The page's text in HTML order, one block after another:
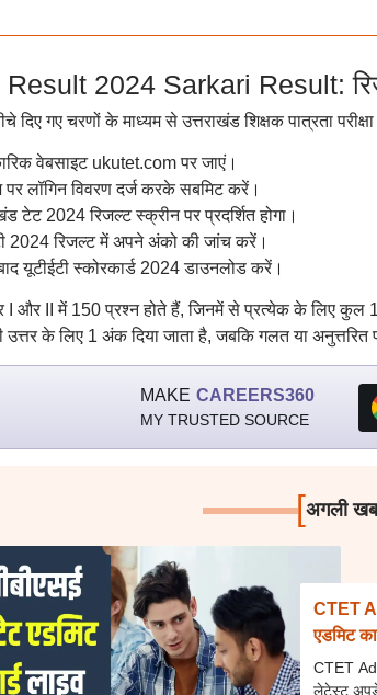
Result 2024 Sarkari Result:
दिए गए चरणों के माध्यम से उत्तराखंड शिक्षक पात्रता
वेबसाइट ukutet.com पर जाएं।
पर लॉगिन विवरण दर्ज करके सबमिट करें।
टेट 2024 रिजल्ट स्क्रीन पर प्रदर्शित होगा।
2024 रिजल्ट में अपने अंको की जांच करें।
यूटीईटी स्कोरकार्ड 2024 डाउनलोड करें।
I और II में 150 प्रश्न होते हैं, जिनमें से प्रत्येक के लिए कुल
उत्तर के लिए 1 अंक दिया जाता है, जबकि गलत या अनुत्तरित
MAKE CAREERS360
MY TRUSTED SOURCE
[अगली
CTET
एडमिट
CTET
लेटेस्ट